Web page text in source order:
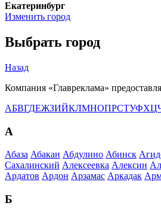
Екатеринбург
Изменить город
Выбрать город
Назад
Компания «Главреклама»
АБВГДЕЖЗИЙКЛМНОПРСТУФХЦ
А
Абаза Абакан Абдулино Абинск
Сахалинский Алексеевка Алексин
Ардатов Ардон Арзамас Аркадак
Б